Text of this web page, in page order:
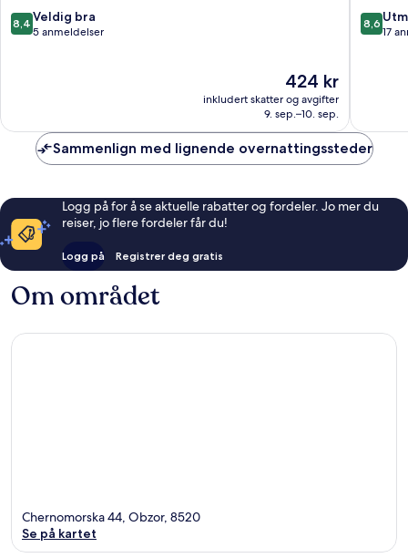
8.4
av
8,4 Veldig bra
5 anmeldelser
Prisen
424 kr
424 kr
inkludert skatter og avgifter
9. sep.–10. sep.
8.6
av
8,6
17
Sammenlign med lignende overnattingssteder
Logg på for å se aktuelle rabatter og fordeler. Jo mer du
reiser, jo flere fordeler får du!
Logg på Registrer deg gratis
Om området
Chernomorska 44, Obzor, 8520
Se på kartet